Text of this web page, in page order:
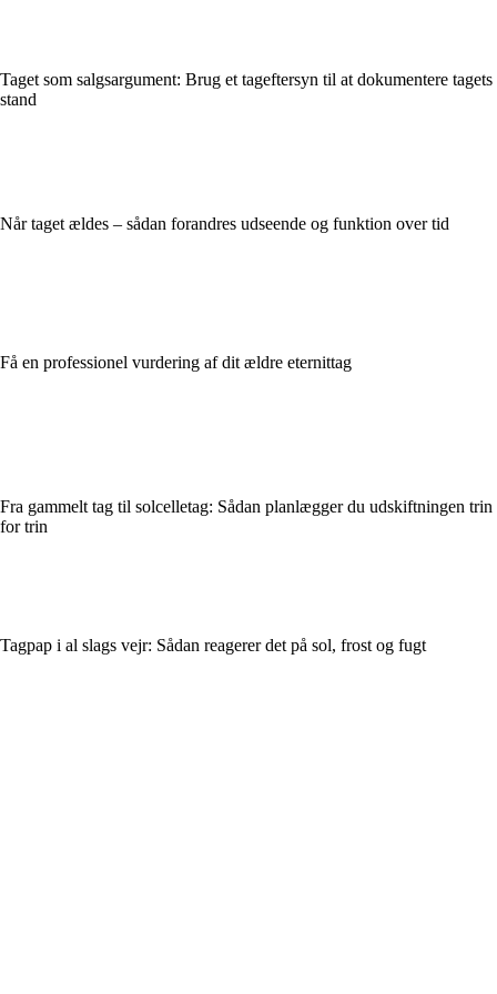
Taget som salgsargument: Brug et tageftersyn til at dokumentere tagets
stand
Når taget ældes – sådan forandres udseende og funktion over tid
Få en professionel vurdering af dit ældre eternittag
Fra gammelt tag til solcelletag: Sådan planlægger du udskiftningen trin
for trin
Tagpap i al slags vejr: Sådan reagerer det på sol, frost og fugt